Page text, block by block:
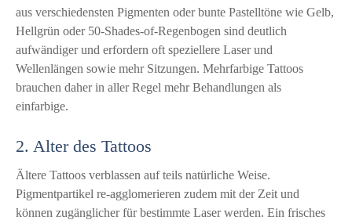
aus verschiedensten Pigmenten oder bunte Pastelltöne wie Gelb,
Hellgrün oder 50-Shades-of-Regenbogen sind deutlich
aufwändiger und erfordern oft speziellere Laser und
Wellenlängen sowie mehr Sitzungen. Mehrfarbige Tattoos
brauchen daher in aller Regel mehr Behandlungen als
einfarbige.
2. Alter des Tattoos
Ältere Tattoos verblassen auf teils natürliche Weise.
Pigmentpartikel re-agglomerieren zudem mit der Zeit und
können zugänglicher für bestimmte Laser werden. Ein frisches